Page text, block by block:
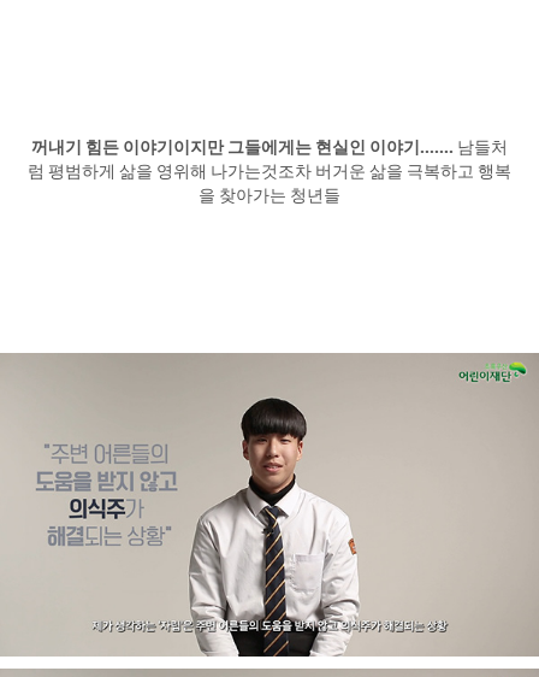
꺼내기 힘든 이야기이지만 그들에게는 현실인 이야기....... 남들처
럼 평범하게 삶을 영위해 나가는것조차 버거운 삶을 극복하고 행복
을 찾아가는 청년들